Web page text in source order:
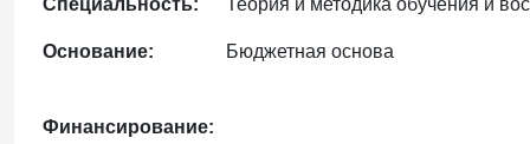
Специальность: Теория и методика обучения и
Основание: Бюджетная основа
Финансирование: